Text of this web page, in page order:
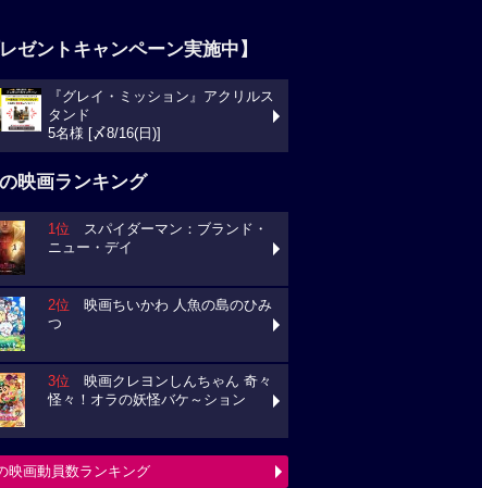
レゼントキャンペーン実施中】
『グレイ・ミッション』アクリルス
タンド
5名様 [〆8/16(日)]
映画ランキング
1位 スパイダーマン：ブランド・
ニュー・デイ
2位 映画ちいかわ 人魚の島のひみ
つ
3位 映画クレヨンしんちゃん 奇々
怪々！オラの妖怪バケ～ション
映画動員数ランキング